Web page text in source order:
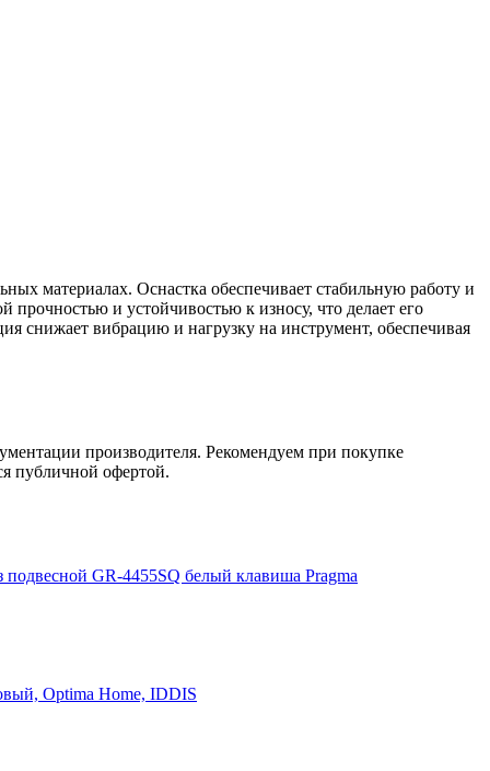
материалах. Оснастка обеспечивает стабильную работу и
и устойчивостью к износу, что делает его
снижает вибрацию и нагрузку на инструмент, обеспечивая
производителя. Рекомендуем при покупке
публичной офертой.
подвесной GR-4455SQ белый клавиша Pragma
Optima Home, IDDIS